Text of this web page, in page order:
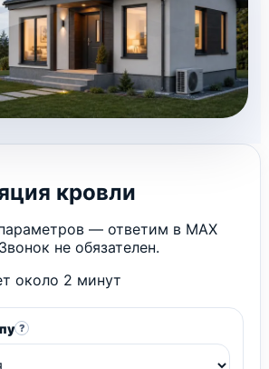
кровли
— ответим в MAX
не обязателен.
около 2 минут
?